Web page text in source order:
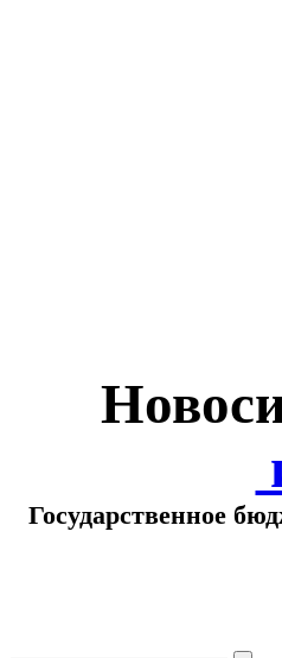
Государственное